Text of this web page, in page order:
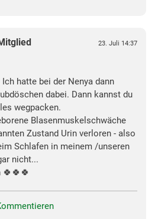
23. Juli 14:37
hatte bei der Nenya dann
dabei. Dann kannst du
wegpacken.
Blasenmuskelschwäche
Zustand Urin verloren - also
Schlafen in meinem /unseren
nicht...
🍀🍀🍀